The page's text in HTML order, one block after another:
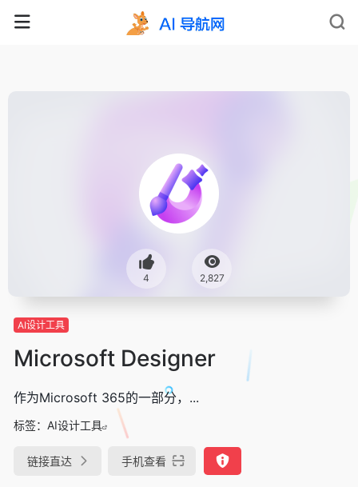
4 2,827
AI设计工具
Microsoft Designer
作为Microsoft 365的一部分，...
标签： AI设计工具
链接直达 手机查看